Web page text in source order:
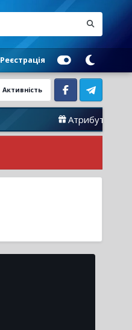
Реєстрація
Активність
Facebook Telegram
Атрибутика